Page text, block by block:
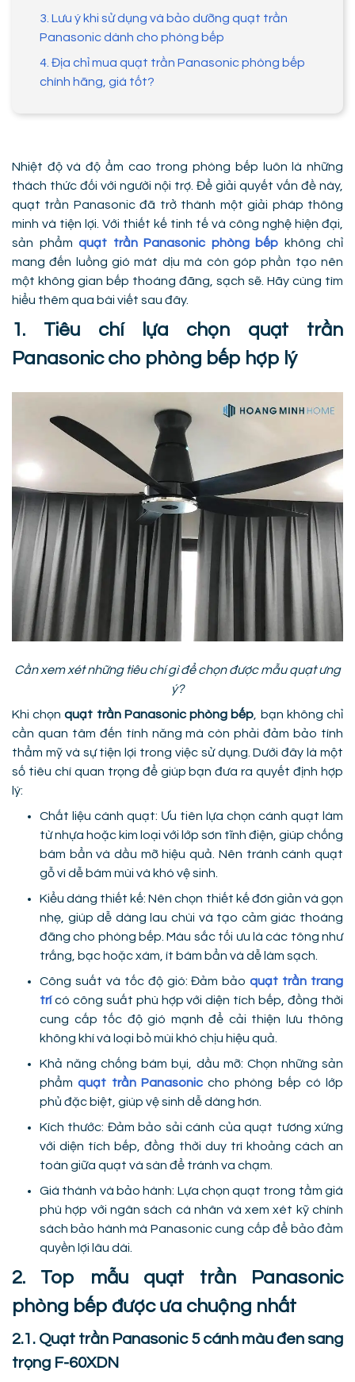
3. Lưu ý khi sử dụng và bảo dưỡng quạt trần
Panasonic dành cho phòng bếp
4. Địa chỉ mua quạt trần Panasonic phòng bếp
chính hãng, giá tốt?
Nhiệt độ và độ ẩm cao trong phòng bếp luôn là những
thách thức đối với người nội trợ. Để giải quyết vấn đề này,
quạt trần Panasonic đã trở thành một giải pháp thông
minh và tiện lợi. Với thiết kế tinh tế và công nghệ hiện đại,
sản phẩm quạt trần Panasonic phòng bếp không chỉ
mang đến luồng gió mát dịu mà còn góp phần tạo nên
một không gian bếp thoáng đãng, sạch sẽ. Hãy cùng tìm
hiểu thêm qua bài viết sau đây.
1. Tiêu chí lựa chọn quạt trần
Panasonic cho phòng bếp hợp lý
Cần xem xét những tiêu chí gì để chọn được mẫu quạt ưng
ý?
Khi chọnquạt trần Panasonic phòng bếp , bạn không chỉ
cần quan tâm đến tính năng mà còn phải đảm bảo tính
thẩm mỹ và sự tiện lợi trong việc sử dụng. Dưới đây là một
số tiêu chí quan trọng để giúp bạn đưa ra quyết định hợp
lý:
Chất liệu cánh quạt: Ưu tiên lựa chọn cánh quạt làm
từ nhựa hoặc kim loại với lớp sơn tĩnh điện, giúp chống
bám bẩn và dầu mỡ hiệu quả. Nên tránh cánh quạt
gỗ vì dễ bám mùi và khó vệ sinh.
Kiểu dáng thiết kế: Nên chọn thiết kế đơn giản và gọn
nhẹ, giúp dễ dàng lau chùi và tạo cảm giác thoáng
đãng cho phòng bếp. Màu sắc tối ưu là các tông như
trắng, bạc hoặc xám, ít bám bẩn và dễ làm sạch.
Công suất và tốc độ gió: Đảm bảoquạt trần trang
trícó công suất phù hợp với diện tích bếp, đồng thời
cung cấp tốc độ gió mạnh để cải thiện lưu thông
không khí và loại bỏ mùi khó chịu hiệu quả.
Khả năng chống bám bụi, dầu mỡ: Chọn những sản
phẩmquạt trần Panasoniccho phòng bếp có lớp
phủ đặc biệt, giúp vệ sinh dễ dàng hơn.
Kích thước: Đảm bảo sải cánh của quạt tương xứng
với diện tích bếp, đồng thời duy trì khoảng cách an
toàn giữa quạt và sàn để tránh va chạm.
Giá thành và bảo hành: Lựa chọn quạt trong tầm giá
phù hợp với ngân sách cá nhân và xem xét kỹ chính
sách bảo hành mà Panasonic cung cấp để bảo đảm
quyền lợi lâu dài.
2. Top mẫu quạt trần Panasonic
phòng bếp được ưa chuộng nhất
2.1. Quạt trần Panasonic 5 cánh màu đen sang
trọng F-60XDN